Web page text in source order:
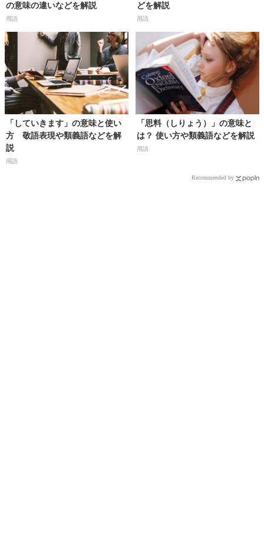
の意味の違いなどを解説
用語
どを解説
用語
「していきます」の意味と使い
方 敬語表現や類義語などを解
説
用語
「思料（しりょう）」の意味と
は？ 使い方や類義語などを解説
用語
Recommended by